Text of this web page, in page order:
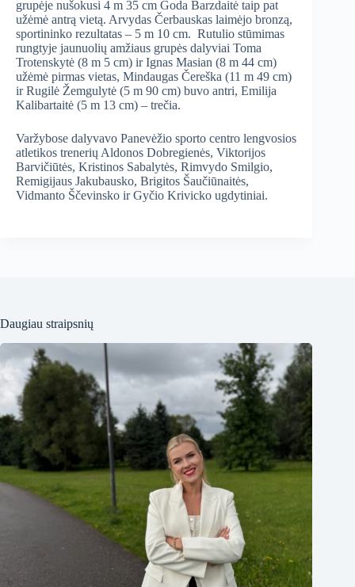
grupėje nušokusi 4 m 35 cm Goda Barzdaitė taip pat
užėmė antrą vietą. Arvydas Čerbauskas laimėjo bronzą,
sportininko rezultatas – 5 m 10 cm. Rutulio stūmimas
rungtyje jaunuolių amžiaus grupės dalyviai Toma
Trotenskytė (8 m 5 cm) ir Ignas Masian (8 m 44 cm)
užėmė pirmas vietas, Mindaugas Čereška (11 m 49 cm)
ir Rugilė Žemgulytė (5 m 90 cm) buvo antri, Emilija
Kalibartaitė (5 m 13 cm) – trečia.
Varžybose dalyvavo Panevėžio sporto centro lengvosios
atletikos trenerių Aldonos Dobregienės, Viktorijos
Barvičiūtės, Kristinos Sabalytės, Rimvydo Smilgio,
Remigijaus Jakubausko, Brigitos Šaučiūnaitės,
Vidmanto Ščevinsko ir Gyčio Krivicko ugdytiniai.
Daugiau straipsnių